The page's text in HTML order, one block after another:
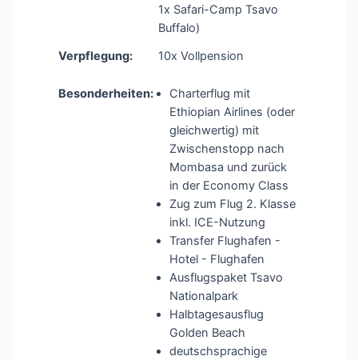
1x Safari-Camp Tsavo
Buffalo)
Verpflegung:
10x Vollpension
Besonderheiten:
Charterflug mit
Ethiopian Airlines (oder
gleichwertig) mit
Zwischenstopp nach
Mombasa und zurück
in der Economy Class
Zug zum Flug 2. Klasse
inkl. ICE-Nutzung
Transfer Flughafen -
Hotel - Flughafen
Ausflugspaket Tsavo
Nationalpark
Halbtagesausflug
Golden Beach
deutschsprachige